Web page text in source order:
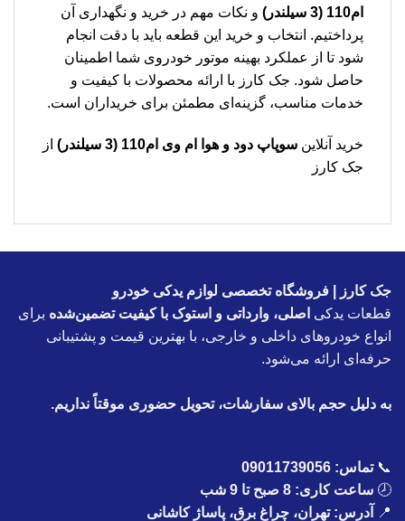
ام110 (3 سیلندر)
و نکات مهم در خرید و نگهداری آن
پرداختیم. انتخاب و خرید این قطعه باید با دقت انجام
شود تا از عملکرد بهینه موتور خودروی شما اطمینان
حاصل شود. جک کارز با ارائه محصولات با کیفیت و
خدمات مناسب، گزینه‌ای مطمئن برای خریداران است.
خرید آنلاین سوپاپ دود و هوا ام وی ام110 (3 سیلندر)
از
جک کارز
جک کارز | فروشگاه تخصصی لوازم یدکی خودرو
قطعات یدکی اصلی، وارداتی و استوک با کیفیت تضمین‌شده برای
انواع خودروهای داخلی و خارجی، با بهترین قیمت و پشتیبانی
حرفه‌ای ارائه می‌شود.
به دلیل حجم بالای سفارشات، تحویل حضوری موقتاً نداریم.
📞تماس: 09011739056
🕗 ساعت کاری: 8 صبح تا 9 شب
📍
آدرس: تهران، چراغ برق، پاساژ کاشانی